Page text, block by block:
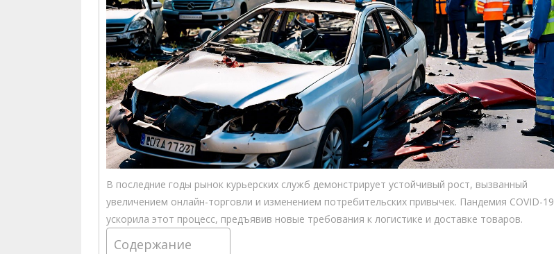
В последние годы рынок курьерских служб демонстрирует устойчивый рост, вызванный
увеличением онлайн-торговли и изменением потребительских привычек. Пандемия COVID-19
ускорила этот процесс, предъявив новые требования к логистике и доставке товаров.
Содержание